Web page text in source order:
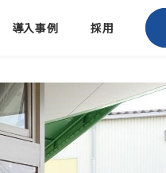
導入事例 採用